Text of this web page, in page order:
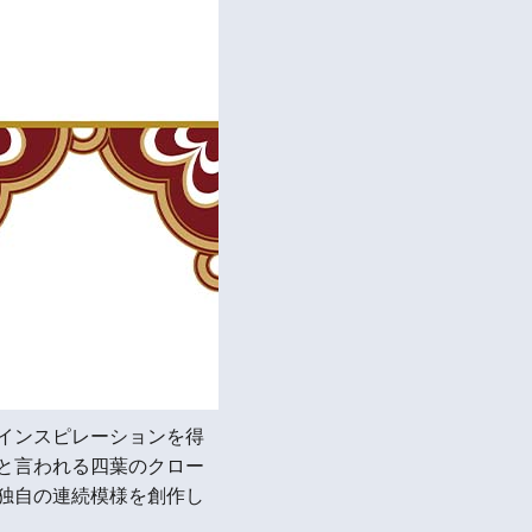
ンスピレーションを得
言われる四葉のクロー
自の連続模様を創作し